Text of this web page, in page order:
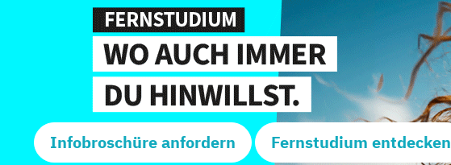
Infobroschüre anfordern Fernstudium entdecken